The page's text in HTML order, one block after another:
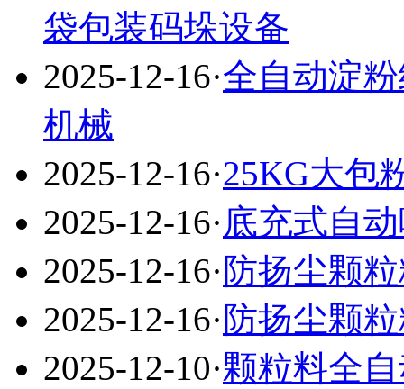
袋包装码垛设备
2025-12-16·全自动淀
机械
2025-12-16·25KG大包
2025-12-16·底充式自
2025-12-16· 防扬尘颗
2025-12-16· 防扬尘颗
2025-12-10·颗粒料全